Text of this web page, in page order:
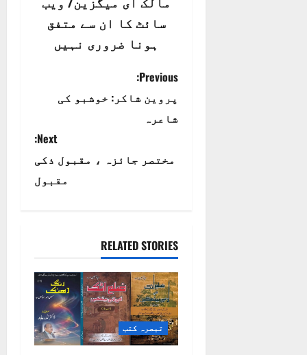
سائٹ کا ان سے متفق
ہونا ضروری نہیں
P
o
t
v
i
g
a
Previous:
پروین شاکر: خوشبو کی
شاعرہ
Next:
مختصر جائزہ ، مقبول ذکی
مقبول
RELATED STORIES
تبصرہ کتب